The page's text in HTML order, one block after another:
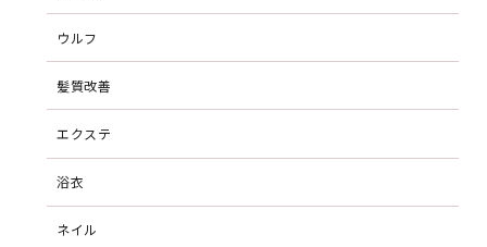
ウルフ
髪質改善
エクステ
浴衣
ネイル